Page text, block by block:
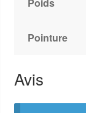
Pointure
Avis